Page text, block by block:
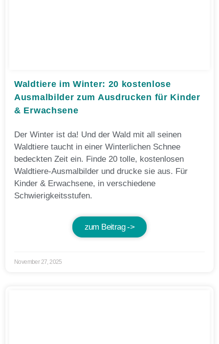
Waldtiere im Winter: 20 kostenlose
Ausmalbilder zum Ausdrucken für Kinder
& Erwachsene
Der Winter ist da! Und der Wald mit all seinen
Waldtiere taucht in einer Winterlichen Schnee
bedeckten Zeit ein. Finde 20 tolle, kostenlosen
Waldtiere-Ausmalbilder und drucke sie aus. Für
Kinder & Erwachsene, in verschiedene
Schwierigkeitsstufen.
zum Beitrag ->
November 27, 2025